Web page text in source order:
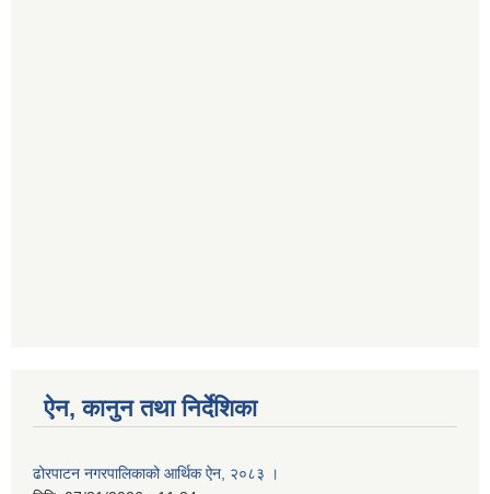
ऐन, कानुन तथा निर्देशिका
ढोरपाटन नगरपालिकाको आर्थिक ऐन, २०८३ ।